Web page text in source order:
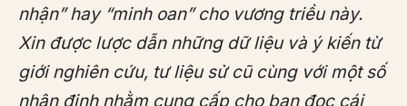
nhận” hay “minh oan” cho vương triều này.
Xin được lược dẫn những dữ liệu và ý kiến từ
giới nghiên cứu, tư liệu sử cũ cùng với một số
nhận định nhằm cung cấp cho bạn đọc cái